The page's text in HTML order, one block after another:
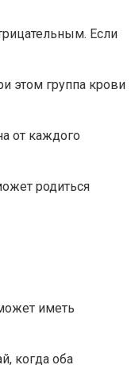
Если
этом группа крови
от каждого
родиться
иметь
когда оба